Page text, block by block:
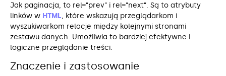
Jak paginacja, to rel=”prev” i rel=”next”. Są to atrybuty
linków w HTML, które wskazują przeglądarkom i
wyszukiwarkom relacje między kolejnymi stronami
zestawu danych. Umożliwia to bardziej efektywne i
logiczne przeglądanie treści.
Znaczenie i zastosowanie